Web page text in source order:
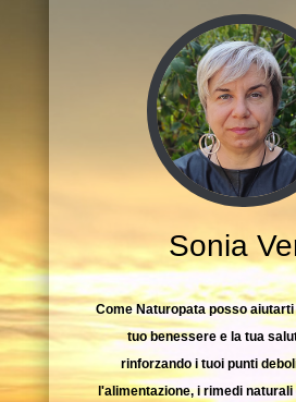
Sonia
Come Naturopata posso aiutarti
tuo benessere e la tua
rinforzando i tuoi punti
l'alimentazione, i rimedi